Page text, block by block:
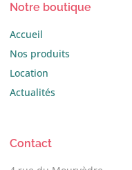
Notre boutique
Accueil
Nos produits
Location
Actualités
Contact